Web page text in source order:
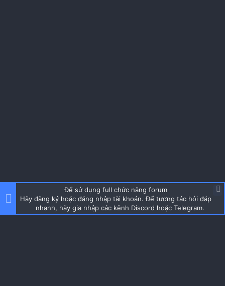
Để sử dụng full chức năng forum
Hãy đăng ký hoặc đăng nhập tài khoản. Để tương tác hỏi đáp
nhanh, hãy gia nhập các kênh Discord hoặc Telegram.